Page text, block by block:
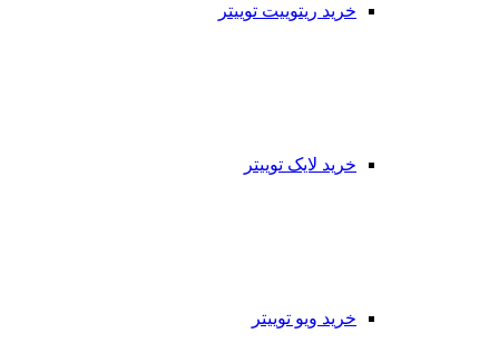
خرید ریتوییت توییتر
خرید لایک توییتر
خرید ویو توییتر